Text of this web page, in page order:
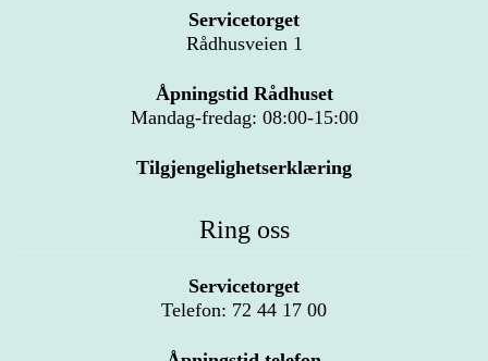
Servicetorget
Rådhusveien 1
Åpningstid Rådhuset
Mandag-fredag: 08:00-15:00
Tilgjengelighetserklæring
Ring oss
Servicetorget
Telefon: 72 44 17 00